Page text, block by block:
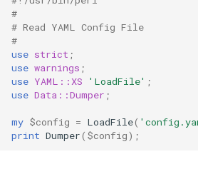
#
# Read YAML Config File
#
use strict ;
use warnings ;
use YAML::XS 'LoadFile' ;
use Data::Dumper ;
my $config = LoadFile(
print Dumper( $config);